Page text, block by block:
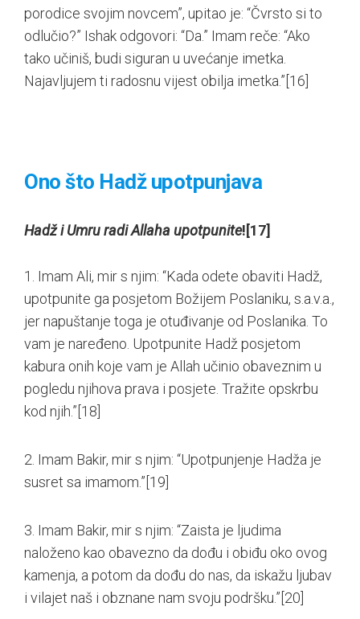
porodice svojim novcem”, upitao je: “Čvrsto si to
odlučio?” Ishak odgovori: “Da.” Imam reče: “Ako
tako učiniš, budi siguran u uvećanje imetka.
Najavljujem ti radosnu vijest obilja imetka.”[16]
Ono što Hadž upotpunjava
Hadž i Umru radi Allaha upotpunite![17]
1. Imam Ali, mir s njim: “Kada odete obaviti Hadž,
upotpunite ga posjetom Božijem Poslaniku, s.a.v.a.,
jer napuštanje toga je otuđivanje od Poslanika. To
vam je naređeno. Upotpunite Hadž posjetom
kabura onih koje vam je Allah učinio obaveznim u
pogledu njihova prava i posjete. Tražite opskrbu
kod njih.”[18]
2. Imam Bakir, mir s njim: “Upotpunjenje Hadža je
susret sa imamom.”[19]
3. Imam Bakir, mir s njim: “Zaista je ljudima
naloženo kao obavezno da dođu i obiđu oko ovog
kamenja, a potom da dođu do nas, da iskažu ljubav
i vilajet naš i obznane nam svoju podršku.”[20]